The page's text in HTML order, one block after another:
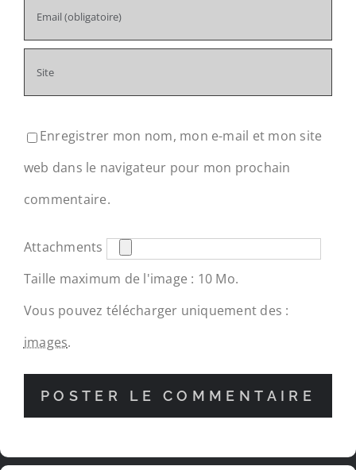
Enregistrer mon nom, mon e-mail et mon site
web dans le navigateur pour mon prochain
commentaire.
Attachments
Taille maximum de l'image : 10 Mo.
Vous pouvez télécharger uniquement des :
images.